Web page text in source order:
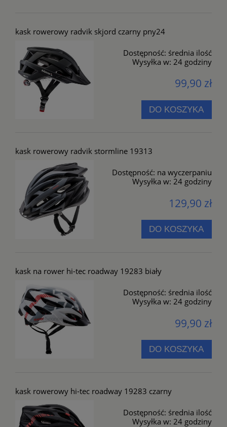
kask rowerowy radvik skjord czarny pny24
Dostępność: średnia ilość
Wysyłka w: 24 godziny
99,90 zł
DO KOSZYKA
kask rowerowy radvik stormline 19313
Dostępność: na wyczerpaniu
Wysyłka w: 24 godziny
129,90 zł
DO KOSZYKA
kask na rower hi-tec roadway 19283 biały
Dostępność: średnia ilość
Wysyłka w: 24 godziny
99,90 zł
DO KOSZYKA
kask rowerowy hi-tec roadway 19283 czarny
Dostępność: średnia ilość
Wysyłka w: 24 godziny